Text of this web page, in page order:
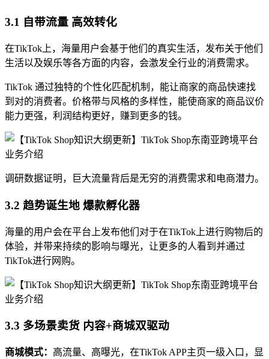
3.1 自带流量 高效转化
在TikTok上，海量用户会基于他们的真实生活，发布关于他们
生活以及娱乐等各方面的内容，会激发全行业的消费需求。
TikTok 通过独特的个性化匹配机制，能让商家的商品快速找
到对的消费者。价格带与风格的多样性，能使商家的商品议价
能力更强，利润结构更好，赚到更多的钱。
调研数据证明，巨大流量背后是无穷的消费需求和电商潜力。
3.2 趋势诞生地 爆款孵化器
海量的用户会在平台上发布他们对于在TikTok上进行购物后的
体验，并带来持续的影响与曝光，让更多的人看到并通过
TikTok进行网购。
3.3 多场景卖货 内容+商城双驱动
商城模式： 高流量、高曝光，在TikTok APP主页一级入口，显